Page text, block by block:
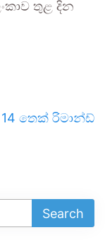
තුළ දින
14 තෙක් රිමාන්ඩ්